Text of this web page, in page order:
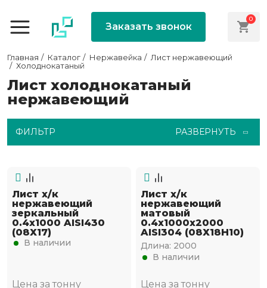
Заказать звонок
0
Главная Каталог Нержавейка
Лист нержавеющий
Холоднокатаный
Лист холоднокатаный
нержавеющий
ФИЛЬТР РАЗВЕРНУТЬ
Лист х/к
нержавеющий
зеркальный
0.4х1000 AISI430
(08Х17)
В наличии
Цена за тонну
Лист х/к
нержавеющий
матовый
0.4х1000х2000
AISI304 (08Х18Н10)
Длина: 2000
В наличии
Цена за тонну